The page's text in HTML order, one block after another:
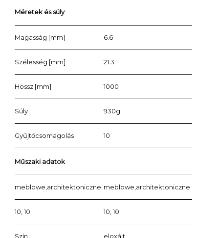
Méretek és súly
Magasság [mm] 6.6
Szélesség [mm] 21.3
Hossz [mm] 1000
Súly 930g
Gyűjtőcsomagolás 10
Műszaki adatok
meblowe,architektoniczne meblowe,architektoniczne
10, 10 10, 10
Szín eloxált